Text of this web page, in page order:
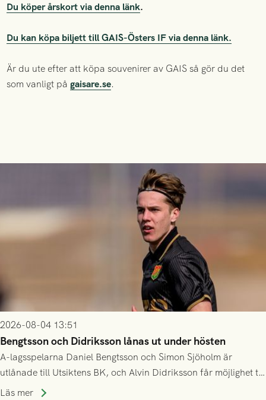
Du köper årskort via denna länk.
Du kan köpa biljett till GAIS-Östers IF via denna länk.
Är du ute efter att köpa souvenirer av GAIS så gör du det
som vanligt pågaisare.se.
2026-08-04 13:51
Bengtsson och Didriksson lånas ut under hösten
A-lagsspelarna Daniel Bengtsson och Simon Sjöholm är
utlånade till Utsiktens BK, och Alvin Didriksson får möjlighet till
speltid i Hestrafors genom föreningssamarbete.
Läs mer